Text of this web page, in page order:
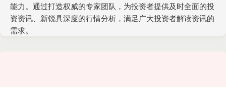
能力。通过打造权威的专家团队，为投资者提供及时全面的投
资资讯、新锐具深度的行情分析，满足广大投资者解读资讯的
需求。